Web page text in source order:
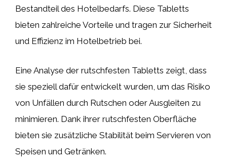
Bestandteil des Hotelbedarfs. Diese Tabletts
bieten zahlreiche Vorteile und tragen zur Sicherheit
und Effizienz im Hotelbetrieb bei.
Eine Analyse der rutschfesten Tabletts zeigt, dass
sie speziell dafür entwickelt wurden, um das Risiko
von Unfällen durch Rutschen oder Ausgleiten zu
minimieren. Dank ihrer rutschfesten Oberfläche
bieten sie zusätzliche Stabilität beim Servieren von
Speisen und Getränken.